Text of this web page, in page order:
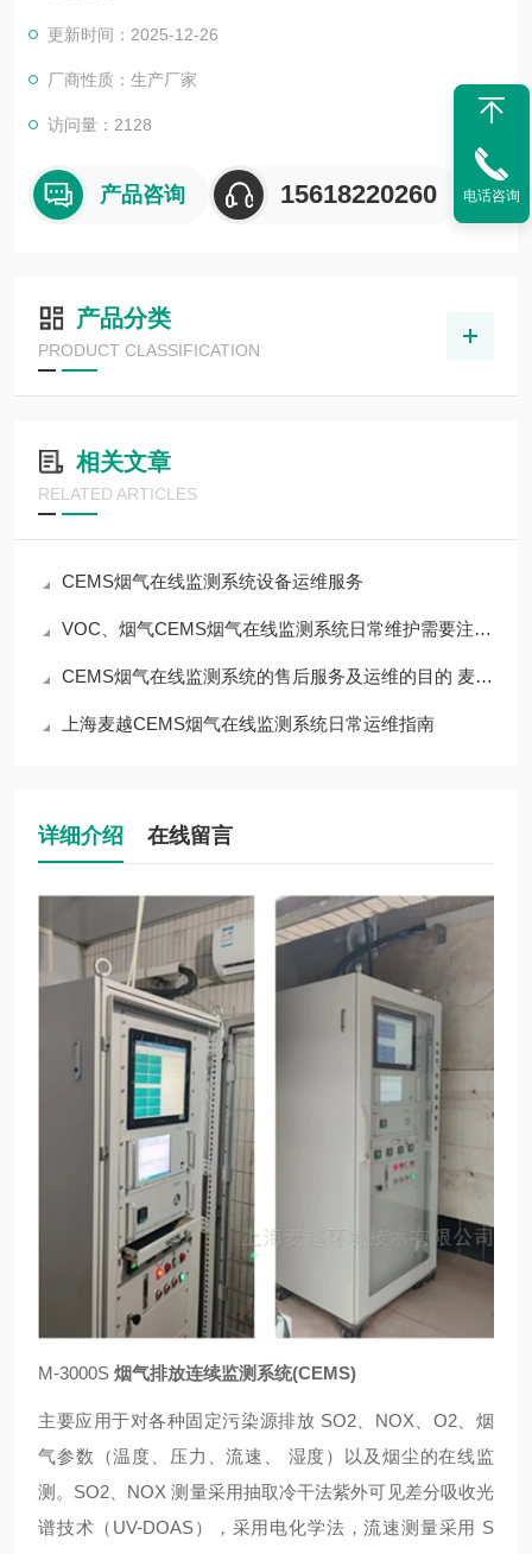
更新时间：2025-12-26
厂商性质：生产厂家
访问量：2128
产品咨询 15618220260
产品分类
PRODUCT CLASSIFICATION
相关文章
RELATED ARTICLES
CEMS烟气在线监测系统设备运维服务
VOC、烟气CEMS烟气在线监测系统日常维护需要注意的事项 麦越环境
CEMS烟气在线监测系统的售后服务及运维的目的 麦越环境
上海麦越CEMS烟气在线监测系统日常运维指南
详细介绍 在线留言
M-3000S 烟气排放连续监测系统(CEMS)
主要应用于对各种固定污染源排放 SO2、NOX、O2、烟
气参数（温度、压力、流速、 湿度）以及烟尘的在线监
测。SO2、NOX 测量采用抽取冷干法紫外可见差分吸收光
谱技术（UV-DOAS），采用电化学法，流速测量采用 S
电话咨询